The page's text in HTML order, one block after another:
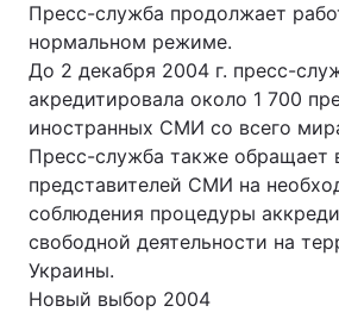
Головна Війна
Україна
Економіка
Пресс-служба продолжает
нормальном режиме.
До 2 декабря 2004 г. пресс-
акредитировала около 1 700
иностранных СМИ со всего
Пресс-служба также обращает
представителей СМИ на
соблюдения процедуры
свободной деятельности на
Украины.
Новый выбор 2004